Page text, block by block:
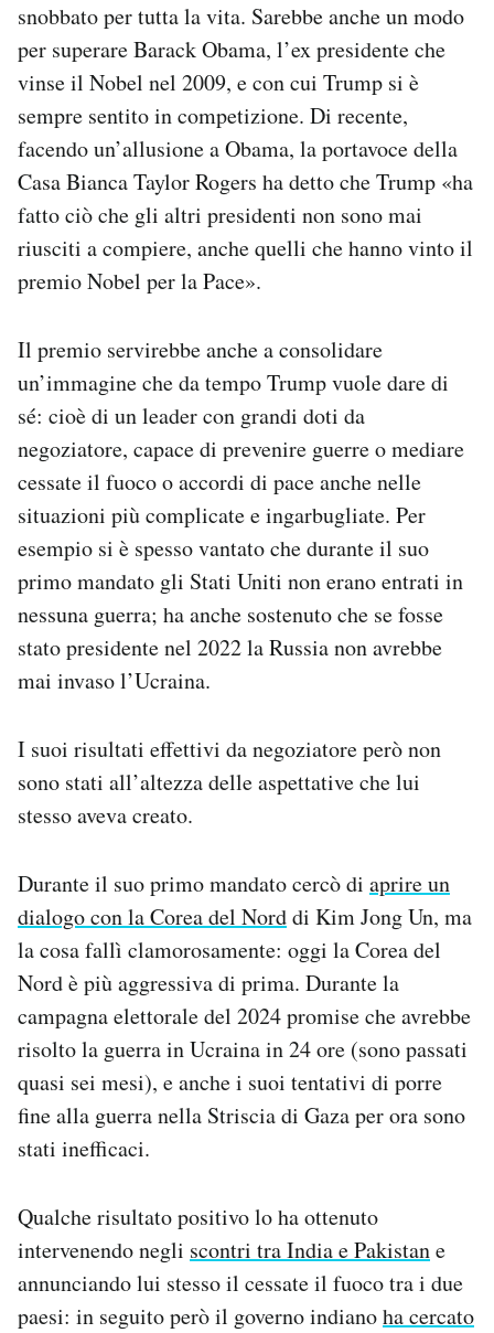
snobbato per tutta la vita. Sarebbe anche un modo
per superare Barack Obama, l’ex presidente che
vinse il Nobel nel 2009, e con cui Trump si è
sempre sentito in competizione. Di recente,
facendo un’allusione a Obama, la portavoce della
Casa Bianca Taylor Rogers ha detto che Trump «ha
fatto ciò che gli altri presidenti non sono mai
riusciti a compiere, anche quelli che hanno vinto il
premio Nobel per la Pace».
Il premio servirebbe anche a consolidare
un’immagine che da tempo Trump vuole dare di
sé: cioè di un leader con grandi doti da
negoziatore, capace di prevenire guerre o mediare
cessate il fuoco o accordi di pace anche nelle
situazioni più complicate e ingarbugliate. Per
esempio si è spesso vantato che durante il suo
primo mandato gli Stati Uniti non erano entrati in
nessuna guerra; ha anche sostenuto che se fosse
stato presidente nel 2022 la Russia non avrebbe
mai invaso l’Ucraina.
I suoi risultati effettivi da negoziatore però non
sono stati all’altezza delle aspettative che lui
stesso aveva creato.
Durante il suo primo mandato cercò di aprire un
dialogo con la Corea del Norddi Kim Jong Un, ma
la cosa fallì clamorosamente: oggi la Corea del
Nord è più aggressiva di prima. Durante la
campagna elettorale del 2024 promise che avrebbe
risolto la guerra in Ucraina in 24 ore (sono passati
quasi sei mesi), e anche i suoi tentativi di porre
fine alla guerra nella Striscia di Gaza per ora sono
stati inefficaci.
Qualche risultato positivo lo ha ottenuto
intervenendo negli scontri tra India e Pakistane
annunciando lui stesso il cessate il fuoco tra i due
paesi: in seguito però il governo indianoha cercato